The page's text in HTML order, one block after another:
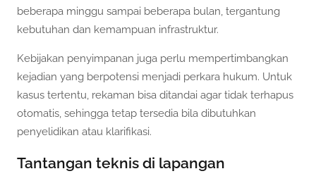
beberapa minggu sampai beberapa bulan, tergantung
kebutuhan dan kemampuan infrastruktur.
Kebijakan penyimpanan juga perlu mempertimbangkan
kejadian yang berpotensi menjadi perkara hukum. Untuk
kasus tertentu, rekaman bisa ditandai agar tidak terhapus
otomatis, sehingga tetap tersedia bila dibutuhkan
penyelidikan atau klarifikasi.
Tantangan teknis di lapangan